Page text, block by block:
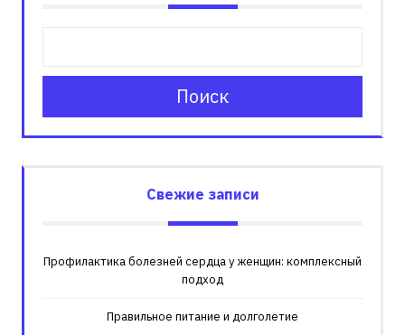
Поиск
Свежие записи
Профилактика болезней сердца у женщин: комплексный
подход
Правильное питание и долголетие